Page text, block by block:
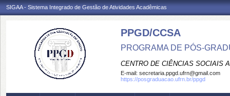
SIGAA - Sistema Integrado de Gestão de Atividades Acadêmicas
PPGD/CCSA
PROGRAMA DE PÓS-
CENTRO DE CIÊNCIAS SOCIAIS
E-mail: secretaria.ppgd.ufrn@gmail.com
https://posgraduacao.ufrn.br/ppgd